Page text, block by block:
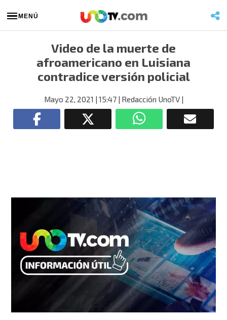
MENÚ
Video de la muerte de
afroamericano en Luisiana
contradice versión policial
Mayo 22, 2021 | 15:47| Redacción UnoTV|